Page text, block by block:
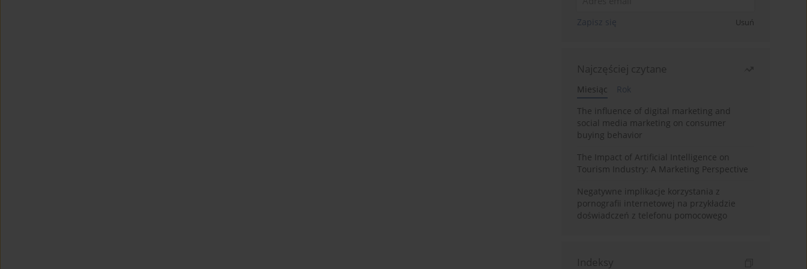
Zapisz się Usuń
Najczęściej czytane
Miesiąc
Rok
The influence of digital marketing and
social media marketing on consumer
buying behavior
The Impact of Artificial Intelligence on
Tourism Industry: A Marketing Perspective
Negatywne implikacje korzystania z
pornografii internetowej na przykładzie
doświadczeń z telefonu pomocowego
Indeksy